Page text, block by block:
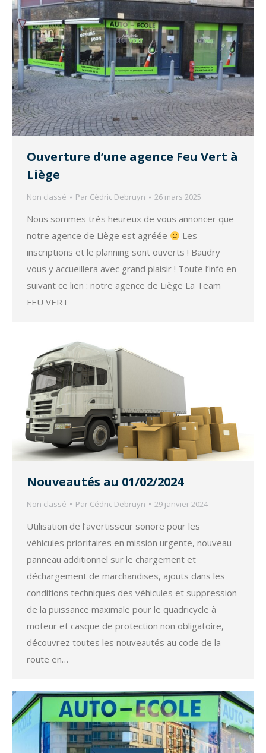
Ouverture d’une agence Feu Vert à
Liège
Non classé Par Cédric Debruyn 26 mars 2025
Nous sommes très heureux de vous annoncer que
notre agence de Liège est agréée
Les
inscriptions et le planning sont ouverts ! Baudry
vous y accueillera avec grand plaisir ! Toute l’info en
suivant ce lien : notre agence de Liège La Team
FEU VERT
Nouveautés au 01/02/2024
Non classé Par Cédric Debruyn 29 janvier 2024
Utilisation de l’avertisseur sonore pour les
véhicules prioritaires en mission urgente, nouveau
panneau additionnel sur le chargement et
déchargement de marchandises, ajouts dans les
conditions techniques des véhicules et suppression
de la puissance maximale pour le quadricycle à
moteur et casque de protection non obligatoire,
découvrez toutes les nouveautés au code de la
route en…